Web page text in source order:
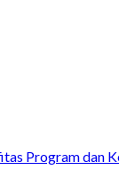
Program dan